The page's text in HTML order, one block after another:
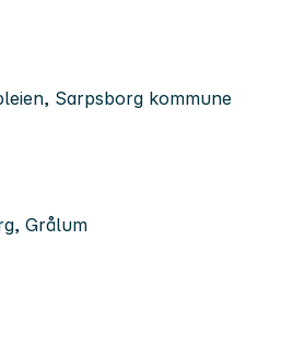
Sarpsborg kommune
Grålum